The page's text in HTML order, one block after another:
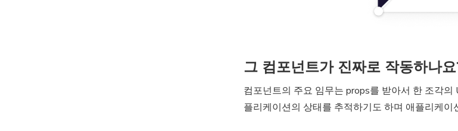
그 컴포넌트가 진짜로 작동하나
컴포넌트의 주요 임무는 props를 받아서 한 조각
플리케이션의 상태를 추적하기도 하며 애플리케